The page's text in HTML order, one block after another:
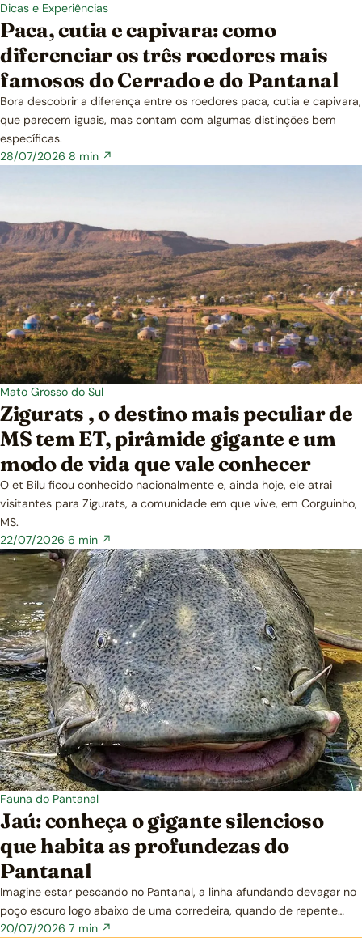
Dicas e Experiências
Paca, cutia e capivara: como
diferenciar os três roedores mais
famosos do Cerrado e do Pantanal
Bora descobrir a diferença entre os roedores paca, cutia e capivara,
que parecem iguais, mas contam com algumas distinções bem
específicas.
28/07/2026 8 min ↗
Mato Grosso do Sul
Zigurats , o destino mais peculiar de
MS tem ET, pirâmide gigante e um
modo de vida que vale conhecer
O et Bilu ficou conhecido nacionalmente e, ainda hoje, ele atrai
visitantes para Zigurats, a comunidade em que vive, em Corguinho,
MS.
22/07/2026 6 min ↗
Fauna do Pantanal
Jaú: conheça o gigante silencioso
que habita as profundezas do
Pantanal
Imagine estar pescando no Pantanal, a linha afundando devagar no
poço escuro logo abaixo de uma corredeira, quando de repente…
20/07/2026 7 min ↗